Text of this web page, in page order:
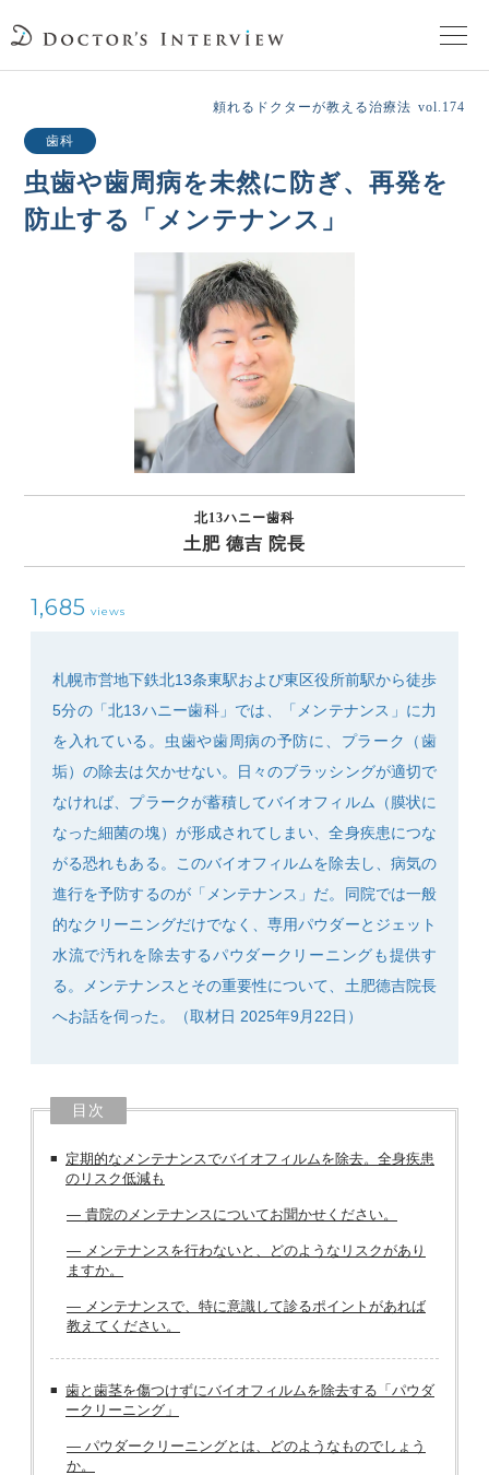
頼れるドクターが教える治療法
街の頼れるドクターたち
頼れるドクターが教える治療法 vol.174
歯科
虫歯や歯周病を未然に防ぎ、再発を
防止する「メンテナンス」
北13ハニー歯科
土肥 德吉 院長
1,685 views
札幌市営地下鉄北13条東駅および東区役所前駅から徒歩
5分の「北13ハニー歯科」では、「メンテナンス」に力
を入れている。虫歯や歯周病の予防に、プラーク（歯
垢）の除去は欠かせない。日々のブラッシングが適切で
なければ、プラークが蓄積してバイオフィルム（膜状に
なった細菌の塊）が形成されてしまい、全身疾患につな
がる恐れもある。このバイオフィルムを除去し、病気の
進行を予防するのが「メンテナンス」だ。同院では一般
的なクリーニングだけでなく、専用パウダーとジェット
水流で汚れを除去するパウダークリーニングも提供す
る。メンテナンスとその重要性について、土肥德吉院長
へお話を伺った。（取材日 2025年9月22日）
目次
定期的なメンテナンスでバイオフィルムを除去。全身疾患
のリスク低減も
― 貴院のメンテナンスについてお聞かせください。
― メンテナンスを行わないと、どのようなリスクがあり
ますか。
― メンテナンスで、特に意識して診るポイントがあれば
教えてください。
歯と歯茎を傷つけずにバイオフィルムを除去する「パウダ
ークリーニング」
― パウダークリーニングとは、どのようなものでしょう
か。